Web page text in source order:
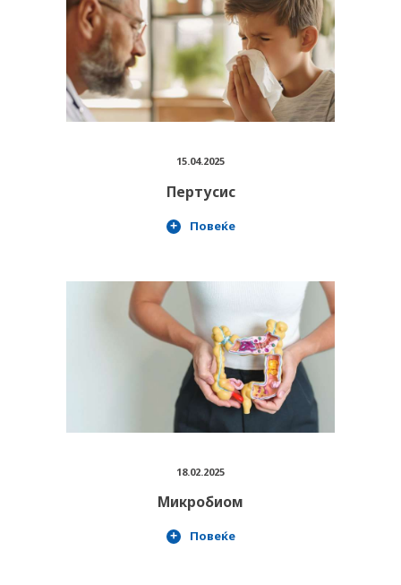
СОВЕТИ
СПИСАНИЕ
КАРИЕРА
КОНТАКТ
15.04.2025
Пертусис
Повеќе
18.02.2025
Микробиом
Повеќе